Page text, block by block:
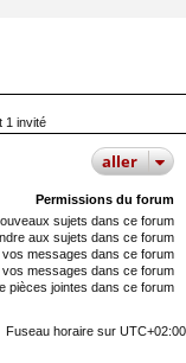
1 invité
aller
Permissions du forum
sujets dans ce forum
aux sujets dans ce forum
vos messages dans ce forum
messages dans ce forum
pièces jointes dans ce forum
Fuseau horaire sur UTC+02:00